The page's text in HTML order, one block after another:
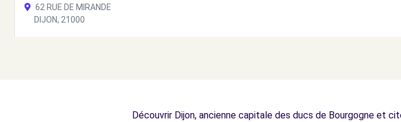
62 RUE DE MIRANDE
DIJON, 21000
Découvrir Dijon, ancienne capitale des ducs de Bourgogne et